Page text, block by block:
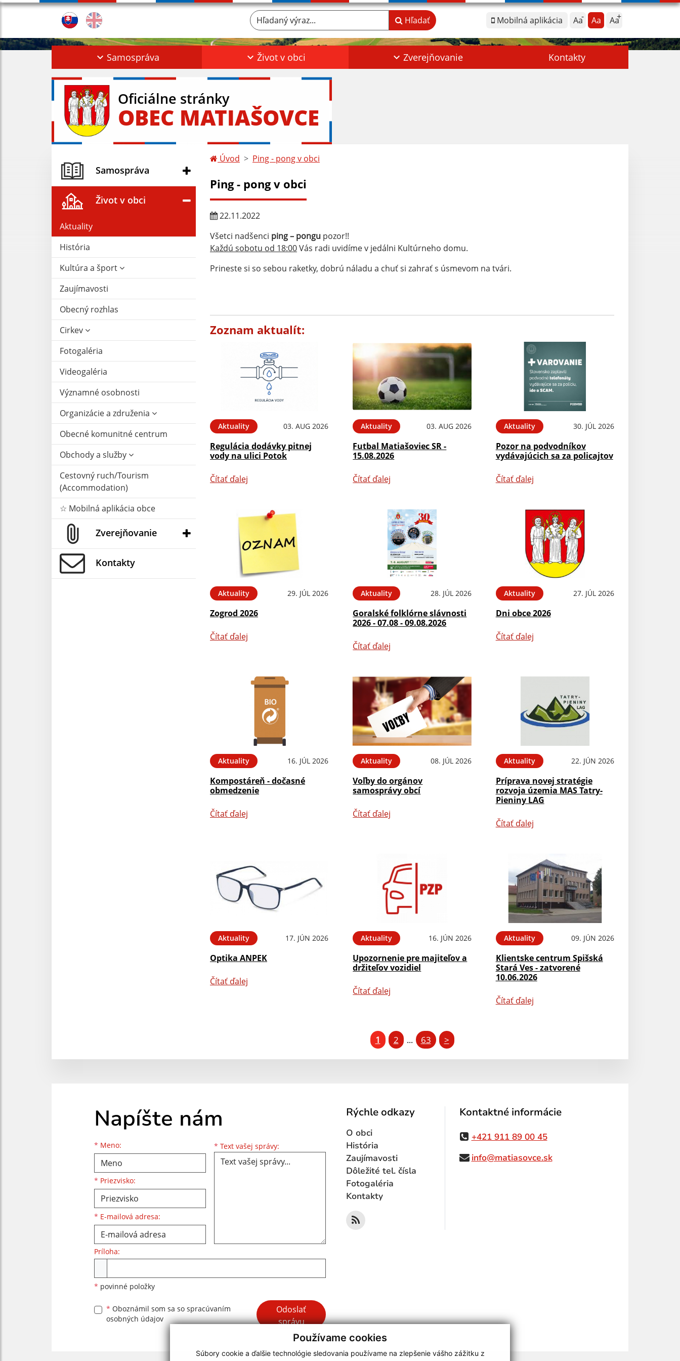
Používame cookies
Súbory cookie a ďalšie technológie sledovania používame na zlepšenie vášho zážitku z
Mobilná aplikácia Aa Aa Aa
Hľadaný výraz... Hľadať
Samospráva Život v obci Zverejňovanie Kontakty
Oficiálne stránky
OBEC MATIAŠOVCE
Samospráva
Život v obci
Aktuality
História
Kultúra a šport
Zaujímavosti
Obecný rozhlas
Cirkev
Fotogaléria
Videogaléria
Významné osobnosti
Organizácie a združenia
Obecné komunitné centrum
Obchody a služby
Cestovný ruch/Tourism
(Accommodation)
☆ Mobilná aplikácia obce
Zverejňovanie
Kontakty
Úvod Ping - pong v obci
Ping - pong v obci
22.11.2022
Všetci nadšenci ping – pongu pozor!!
Každú sobotu od 18:00Vás radi uvidíme v jedálni Kultúrneho domu.
Prineste si so sebou raketky, dobrú náladu a chuť si zahrať s úsmevom na tvári.
Zoznam aktualít:
Aktuality 03. AUG 2026
Regulácia dodávky pitnej
vody na ulici Potok
Čítať ďalej
Aktuality 03. AUG 2026
Futbal Matiašoviec SR -
15.08.2026
Čítať ďalej
Aktuality 30. JÚL 2026
Pozor na podvodníkov
vydávajúcich sa za policajtov
Čítať ďalej
Aktuality 29. JÚL 2026
Zogrod 2026
Čítať ďalej
Aktuality 28. JÚL 2026
Goralské folklórne slávnosti
2026 - 07.08 - 09.08.2026
Čítať ďalej
Aktuality 27. JÚL 2026
Dni obce 2026
Čítať ďalej
Aktuality 16. JÚL 2026
Kompostáreň - dočasné
obmedzenie
Čítať ďalej
Aktuality 08. JÚL 2026
Voľby do orgánov
samosprávy obcí
Čítať ďalej
Aktuality 22. JÚN 2026
Príprava novej stratégie
rozvoja územia MAS Tatry-
Pieniny LAG
Čítať ďalej
Aktuality 17. JÚN 2026
Optika ANPEK
Čítať ďalej
Aktuality 16. JÚN 2026
Upozornenie pre majiteľov a
držiteľov vozidiel
Čítať ďalej
Aktuality 09. JÚN 2026
Klientske centrum Spišská
Stará Ves - zatvorené
10.06.2026
Čítať ďalej
1 2 ... 63 >
Napíšte nám
* Meno:
Meno
* Priezvisko:
Priezvisko
* E-mailová adresa:
E-mailová adresa * Text vašej správy: Text vašej správy...
Príloha:
* povinné položky
* Oboznámil som sa so spracúvaním
osobných údajov
Google reCaptcha Response
Odoslať
správu
Rýchle odkazy
O obci
História
Zaujímavosti
Dôležité tel. čísla
Fotogaléria
Kontakty
Kontaktné informácie
+421 911 89 00 45
info@matiasovce.sk